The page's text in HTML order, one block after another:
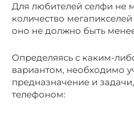
Для любителей селфи не
количество
оно не должно быть
Определяясь с каким-
вариантом, необходимо
предназначение и
телефоном: